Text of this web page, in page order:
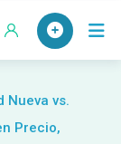
Nueva vs.
Precio,